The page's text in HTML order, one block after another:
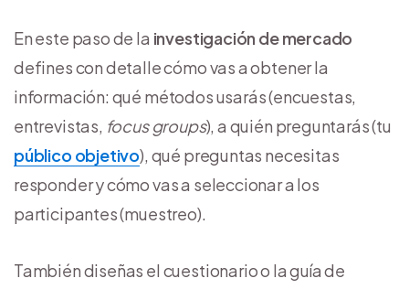
En este paso de la investigación de mercado
defines con detalle cómo vas a obtener la
información: qué métodos usarás (encuestas,
entrevistas, focus groups), a quién preguntarás (tu
público objetivo), qué preguntas necesitas
responder y cómo vas a seleccionar a los
participantes (muestreo).
También diseñas el cuestionario o la guía de